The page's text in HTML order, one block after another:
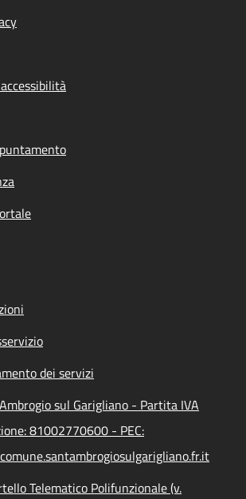
dei servizi
sul Garigliano - Partita IVA
81002770600 - PEC:
Telematico Polifunzionale (v.